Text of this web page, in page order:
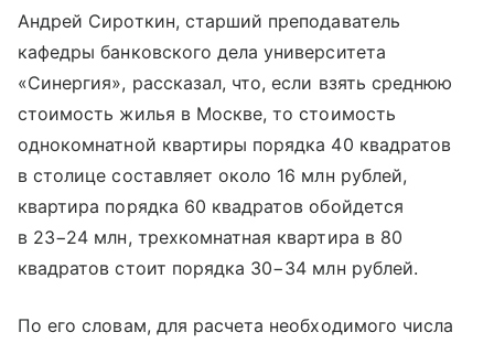
Андрей Сироткин, старший преподаватель
кафедры банковского дела университета
«Синергия», рассказал, что, если взять среднюю
стоимость жилья в Москве, то стоимость
однокомнатной квартиры порядка 40 квадратов
в столице составляет около 16 млн рублей,
квартира порядка 60 квадратов обойдется
в 23−24 млн, трехкомнатная квартира в 80
квадратов стоит порядка 30−34 млн рублей.
По его словам, для расчета необходимого числа